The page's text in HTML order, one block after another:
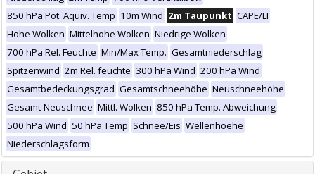
850 hPa Pot. Äquiv. Temp 10m Wind 2m Taupunkt CAPE/LI
Hohe Wolken Mittelhohe Wolken Niedrige Wolken
700 hPa Rel. Feuchte Min/Max Temp. Gesamtniederschlag
Spitzenwind 2m Rel. feuchte 300 hPa Wind 200 hPa Wind
Gesamtbedeckungsgrad Gesamtschneehöhe Neuschneehöhe
Gesamt-Neuschnee Mittl. Wolken 850 hPa Temp. Abweichung
500 hPa Wind 50 hPa Temp Schnee/Eis Wellenhoehe
Niederschlagsform